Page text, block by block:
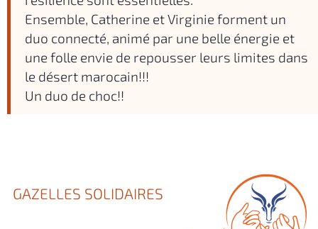
Ensemble, Catherine et Virginie forment un
duo connecté, animé par une belle énergie et
une folle envie de repousser leurs limites dans
le désert marocain!!!
Un duo de choc!!
GAZELLES SOLIDAIRES